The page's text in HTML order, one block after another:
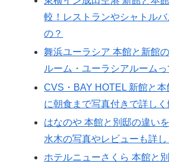
較！レストランやシャトル
の？
舞浜ユーラシア 本館と新館
ルーム・ユーラシアルームっ
CVS・BAY HOTEL 新館と
に朝食まで写真付きで詳しく
はなのや 本館と別邸の違い
水木の写真やレビューも詳し
ホテルニューさくら 本館と